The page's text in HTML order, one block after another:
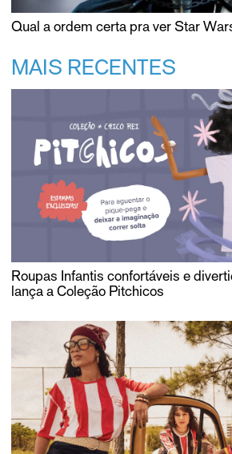
Qual a ordem certa pra ver Star
MAIS RECENTES
Roupas Infantis confortáveis e
lança a Coleção Pitchicos